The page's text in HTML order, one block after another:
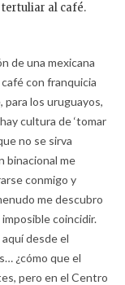
al café.
de una mexicana
con franquicia
para los uruguayos,
cultura de ‘tomar
no se sirva
binacional me
conmigo y
me descubro
coincidir.
desde el
¿cómo que el
pero en el Centro